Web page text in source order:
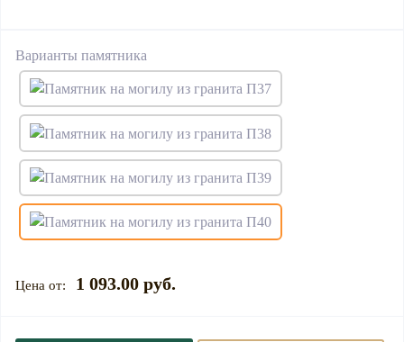
Варианты памятника
1 093.00 руб.